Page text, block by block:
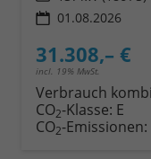
01.08.2026
31.308,– €
incl. 19% MwSt.
Verbrauch
CO2-Klasse: E
CO2-Emissionen: